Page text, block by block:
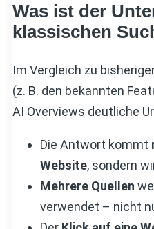
Was ist der
klassischen
Im Vergleich zu
(z. B. den bekannten
AI Overviews deutliche
Die Antwort kommt
Website, sondern
Mehrere Quellen
verwendet – nicht